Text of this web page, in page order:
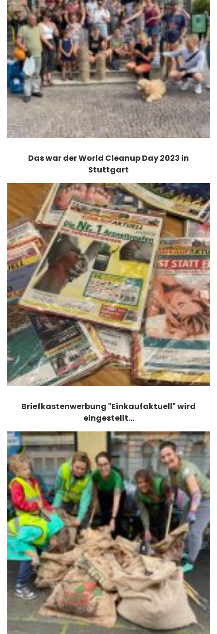
Das war der World Cleanup Day 2023 in
Stuttgart
Briefkastenwerbung "Einkaufaktuell" wird
eingestellt…